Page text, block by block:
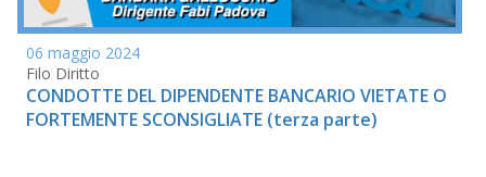
06 maggio 2024
Filo Diritto
CONDOTTE DEL DIPENDENTE BANCARIO VIETATE O
FORTEMENTE SCONSIGLIATE (terza parte)